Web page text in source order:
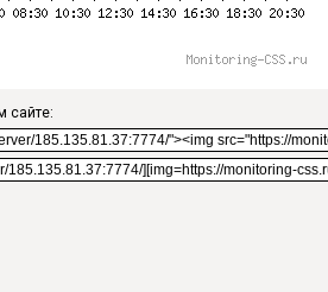
сайте: